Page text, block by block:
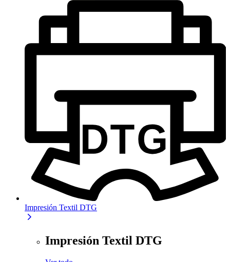
Impresión Textil DTG
Impresión Textil DTG